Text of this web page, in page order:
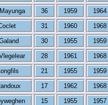
36 1959 1964
31 1960 1968
30 1955 1959
28 1961 1968
21 1955 1959
17 1962 1968
15 1955 1957